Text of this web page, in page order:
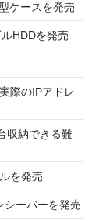
ケースを発売
HDDを発売
際のIPアドレ
収納できる難
を発売
シーバーを発売